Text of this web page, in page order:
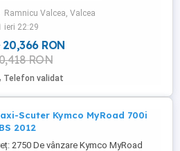
Ramnicu Valcea, Valcea
ieri 22:29
20,366 RON
RON
Telefon validat
Scuter Kymco MyRoad 700i
2012
2750 De vânzare Kymco MyRoad